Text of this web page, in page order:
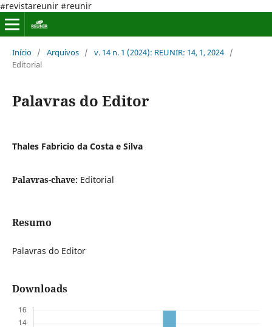
#revistareunir #reunir
Início / Arquivos / v. 14 n. 1 (2024): REUNIR: 14, 1, 2024 /
Editorial
Palavras do Editor
Thales Fabricio da Costa e Silva
Palavras-chave: Editorial
Resumo
Palavras do Editor
Downloads